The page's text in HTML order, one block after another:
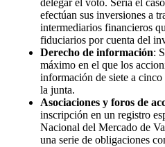
delegar el voto. Sería el
efectúan sus inversiones a
intermediarios financieros
fiduciarios por cuenta del
Derecho de información:
máximo en el que los
información de siete a cinco
la junta.
Asociaciones y foros de
inscripción en un registro
Nacional del Mercado de
una serie de obligaciones